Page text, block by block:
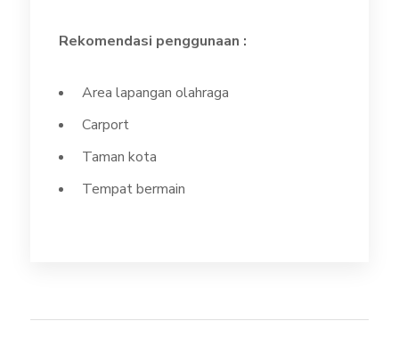
Rekomendasi penggunaan :
Area lapangan olahraga
Carport
Taman kota
Tempat bermain